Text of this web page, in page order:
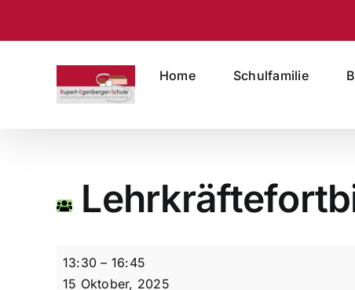
Home Schulfamilie
Lehrkräftefortbildung
13:30 – 16:45
15 Oktober, 2025